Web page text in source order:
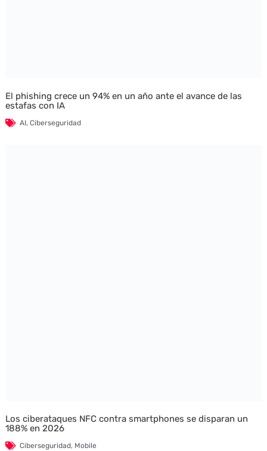
El phishing crece un 94% en un año ante el avance de las
estafas con IA
AI, Ciberseguridad
Los ciberataques NFC contra smartphones se disparan un
188% en 2026
Ciberseguridad, Mobile